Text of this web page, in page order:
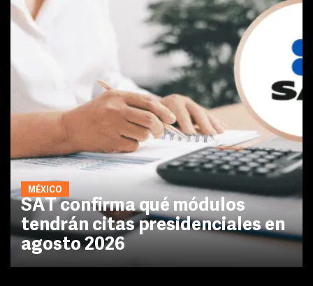
MÉXICO
SAT confirma qué módulos
tendrán citas presidenciales en
agosto 2026